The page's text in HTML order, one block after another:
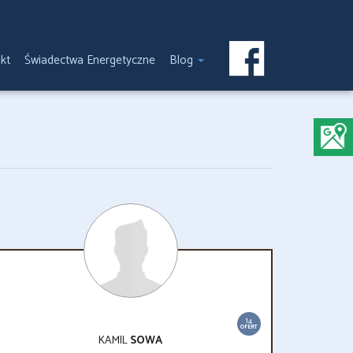
Świadectwa Energetyczne Blog
14
OFERT
KAMILSOWA